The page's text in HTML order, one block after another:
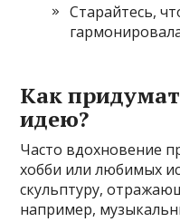
Старайтесь,
Как
идею?
Часто вдохновение
хобби или любимых
скульптуру,
например,